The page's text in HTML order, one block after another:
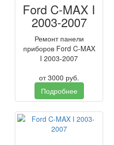
Ford C-MAX I
2003-2007
Ремонт панели
приборов Ford C-MAX
I 2003-2007
от3000 руб.
Подробнее